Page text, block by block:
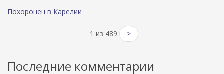
Похоронен в Карелии
1 из 489 >
Последние комментарии